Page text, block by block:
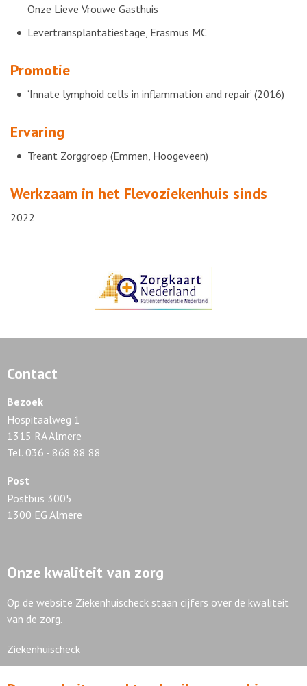
Onze Lieve Vrouwe Gasthuis
Levertransplantatiestage, Erasmus MC
Promotie
‘Innate lymphoid cells in inflammation and repair’ (2016)
Ervaring
Treant Zorggroep (Emmen, Hoogeveen)
Werkzaam in het Flevoziekenhuis sinds
2022
Contact
Bezoek
Hospitaalweg 1
1315 RA Almere
Tel. 036 - 868 88 88
Post
Postbus 3005
1300 EG Almere
Onze kwaliteit van zorg
Op de website Ziekenhuischeck staan cijfers over de kwaliteit
van de zorg.
Ziekenhuischeck